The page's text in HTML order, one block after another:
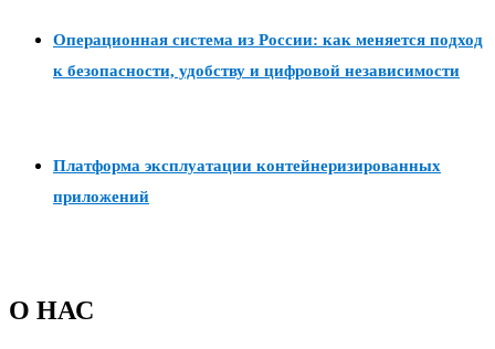
Операционная система из России: как меняется подход
к безопасности, удобству и цифровой независимости
Платформа эксплуатации контейнеризированных
приложений
О НАС